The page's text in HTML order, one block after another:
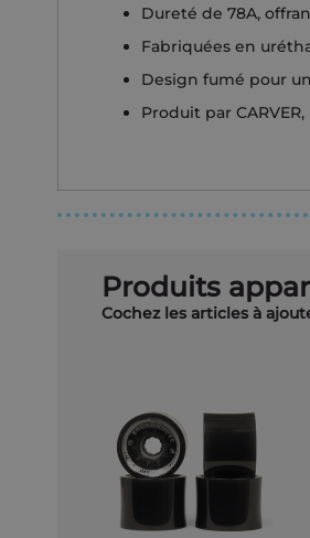
Dureté de 78A,
Fabriquées en
Design fumé pour
Produit par
Produits
Cochez les articles à